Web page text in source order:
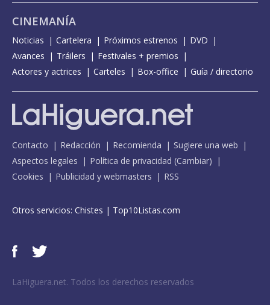
CINEMANÍA
Noticias Cartelera Próximos estrenos
DVD
Avances
Tráilers
Festivales + premios
Actores y actrices
Carteles Box-office Guía / directorio
Contacto Redacción Recomienda
Sugiere una web
Aspectos legales
Política de privacidad (Cambiar)
Cookies
Publicidad y webmasters RSS
Otros servicios: Chistes | Top10Listas.com
LaHiguera.net. Todos los derechos reservados